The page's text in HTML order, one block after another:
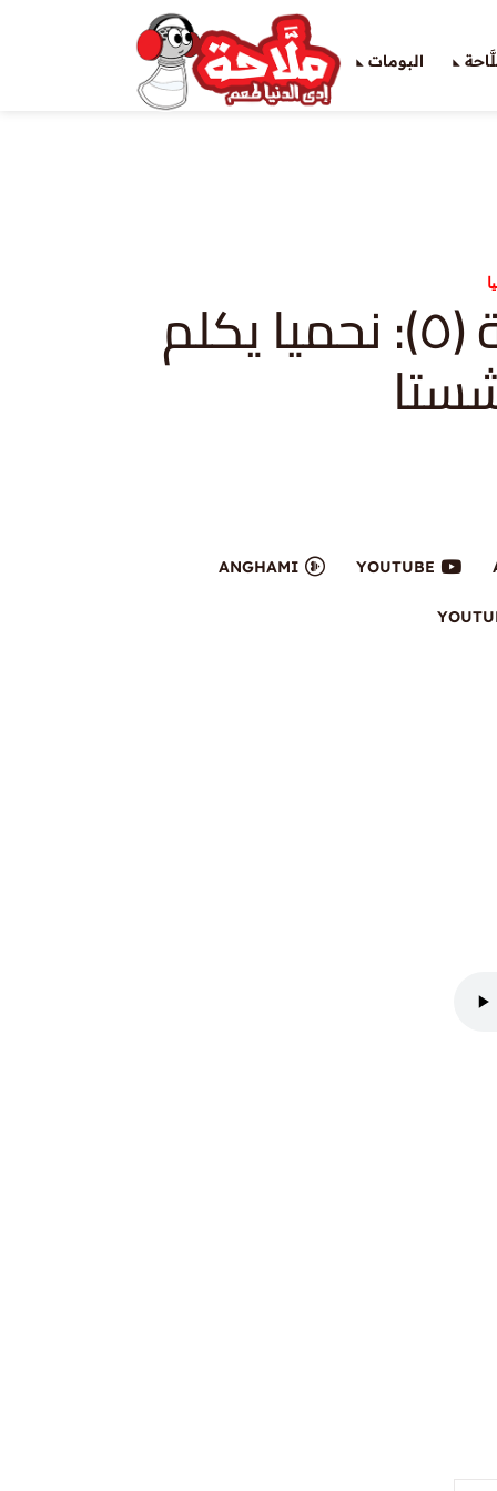
البومات
نحميا-حلقة (٥): نحميا يكلم
YOUTUBE
ANGHAMI